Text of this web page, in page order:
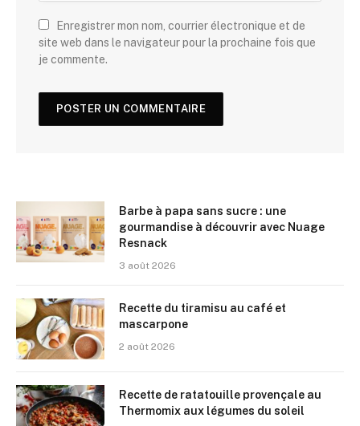
Enregistrer mon nom, courrier électronique et de
site web dans le navigateur pour la prochaine fois que
je commente.
Barbe à papa sans sucre : une
gourmandise à découvrir avec Nuage
Resnack
3 août 2026
Recette du tiramisu au café et
mascarpone
2 août 2026
Recette de ratatouille provençale au
Thermomix aux légumes du soleil